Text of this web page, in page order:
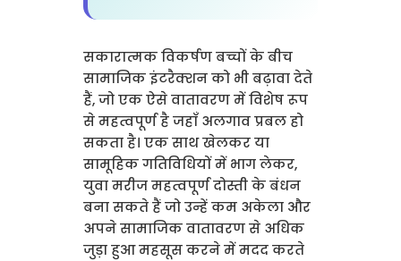
सकारात्मक विकर्षण बच्चों के बीच
सामाजिक इंटरैक्शन को भी बढ़ावा देते
हैं, जो एक ऐसे वातावरण में विशेष रूप
से महत्वपूर्ण है जहाँ अलगाव प्रबल हो
सकता है। एक साथ खेलकर या
सामूहिक गतिविधियों में भाग लेकर,
युवा मरीज महत्वपूर्ण दोस्ती के बंधन
बना सकते हैं जो उन्हें कम अकेला और
अपने सामाजिक वातावरण से अधिक
जुड़ा हुआ महसूस करने में मदद करते